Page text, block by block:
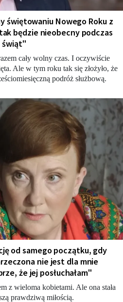
świętowaniu Nowego Roku z
będzie nieobecny podczas
świąt"
cały wolny czas. I oczywiście
Ale w tym roku tak się złożyło, że
podróż służbową.
od samego początku, gdy
nie jest dla mnie
że jej posłuchałam"
z wieloma kobietami. Ale ona stała
prawdziwą miłością.